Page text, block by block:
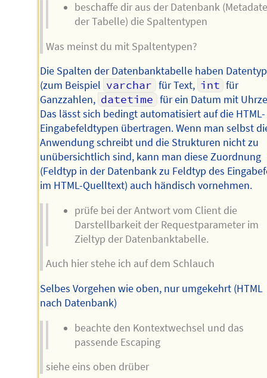
beschaffe dir aus der Datenbank
der Tabelle) die Spaltentypen
Was meinst du mit Spaltentypen?
Die Spalten der Datenbanktabelle haben
(zum Beispiel varchar für Text, int für
Ganzzahlen, datetime für ein Datum mit
Das lässt sich bedingt automatisiert auf die HTML-
Eingabefeldtypen übertragen. Wenn man selbst
Anwendung schreibt und die Strukturen nicht zu
unübersichtlich sind, kann man diese Zuordnung
(Feldtyp in der Datenbank zu Feldtyp des
im HTML-Quelltext) auch händisch vornehmen.
prüfe bei der Antwort vom Client die
Darstellbarkeit der Requestparameter im
Zieltyp der Datenbanktabelle.
Auch hier stehe ich auf dem Schlauch
Selbes Vorgehen wie oben, nur umgekehrt (HTML
nach Datenbank)
beachte den Kontextwechsel und das
passende Escaping
siehe eins oben drüber